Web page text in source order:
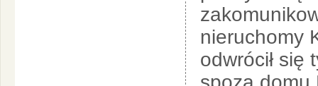
nieruchomy
odwrócił się